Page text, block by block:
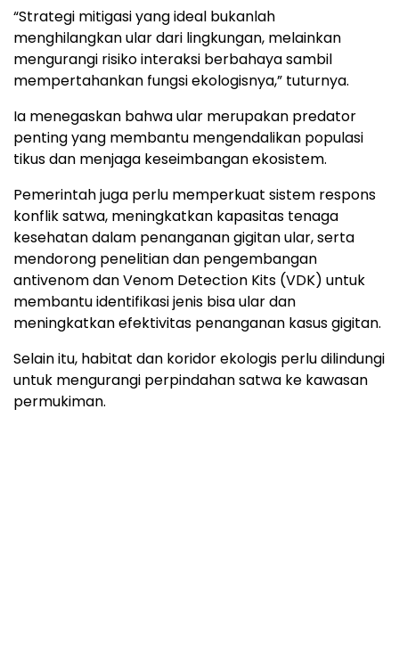
“Strategi mitigasi yang ideal bukanlah
menghilangkan ular dari lingkungan, melainkan
mengurangi risiko interaksi berbahaya sambil
mempertahankan fungsi ekologisnya,” tuturnya.
Ia menegaskan bahwa ular merupakan predator
penting yang membantu mengendalikan populasi
tikus dan menjaga keseimbangan ekosistem.
Pemerintah juga perlu memperkuat sistem respons
konflik satwa, meningkatkan kapasitas tenaga
kesehatan dalam penanganan gigitan ular, serta
mendorong penelitian dan pengembangan
antivenom dan Venom Detection Kits (VDK) untuk
membantu identifikasi jenis bisa ular dan
meningkatkan efektivitas penanganan kasus gigitan.
Selain itu, habitat dan koridor ekologis perlu dilindungi
untuk mengurangi perpindahan satwa ke kawasan
permukiman.